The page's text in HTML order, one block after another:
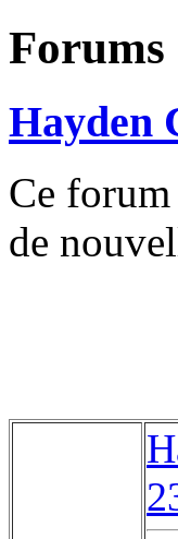
Forums
Hayden
Ce
de